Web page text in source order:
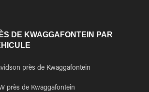
DE KWAGGAFONTEIN PAR
près de Kwaggafontein
près de Kwaggafontein